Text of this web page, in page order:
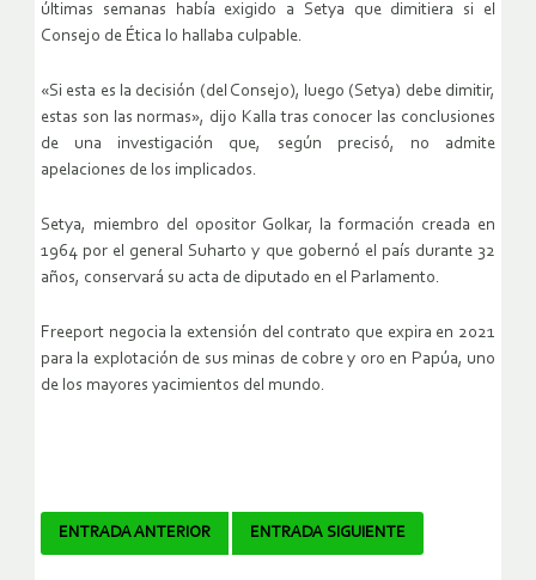
últimas semanas había exigido a Setya que dimitiera si el
Consejo de Ética lo hallaba culpable.
«Si esta es la decisión (del Consejo), luego (Setya) debe dimitir,
estas son las normas», dijo Kalla tras conocer las conclusiones
de una investigación que, según precisó, no admite
apelaciones de los implicados.
Setya, miembro del opositor Golkar, la formación creada en
1964 por el general Suharto y que gobernó el país durante 32
años, conservará su acta de diputado en el Parlamento.
Freeport negocia la extensión del contrato que expira en 2021
para la explotación de sus minas de cobre y oro en Papúa, uno
de los mayores yacimientos del mundo.
Navegador
ENTRADA ANTERIOR ENTRADA SIGUIENTE